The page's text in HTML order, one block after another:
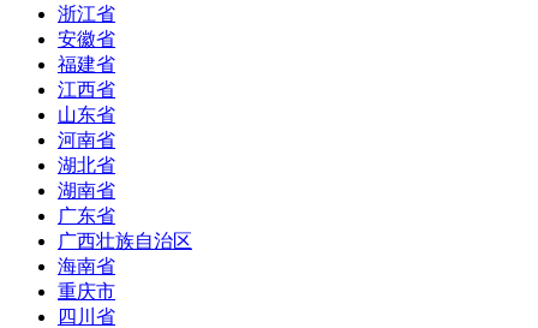
浙江省
安徽省
福建省
江西省
山东省
河南省
湖北省
湖南省
广东省
广西壮族自治区
海南省
重庆市
四川省